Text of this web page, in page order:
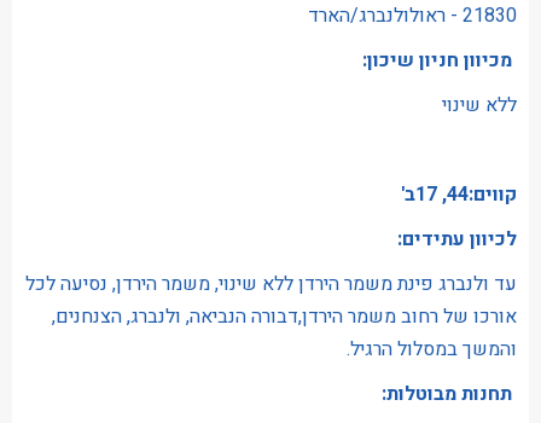
21830 - ראולולנברג/הארד
מכיוון חניון שיכון:
ללא שינוי
קווים:44, 17ב'
לכיוון עתידים:
עד ולנברג פינת משמר הירדן ללא שינוי, משמר הירדן, נסיעה לכל
אורכו של רחוב משמר הירדן,דבורה הנביאה, ולנברג, הצנחנים,
והמשך במסלול הרגיל.
תחנות מבוטלות: